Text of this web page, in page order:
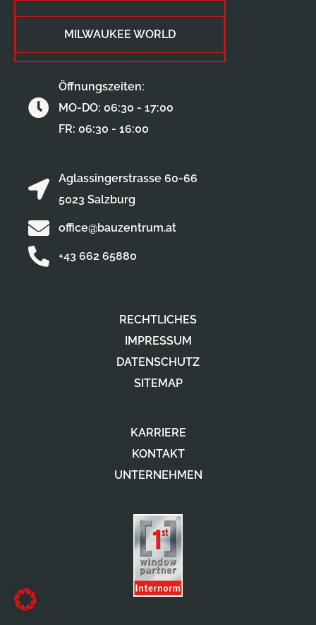
RECHTLICHES
IMPRESSUM
DATENSCHUTZ
SITEMAP
KARRIERE
KONTAKT
UNTERNEHMEN
MILWAUKEE WORLD
Aglassingerstrasse 60-66
5023 Salzburg
office@bauzentrum.at
+43 662 65880
Öffnungszeiten:
MO-DO: 06:30 - 17:00
FR: 06:30 - 16:00